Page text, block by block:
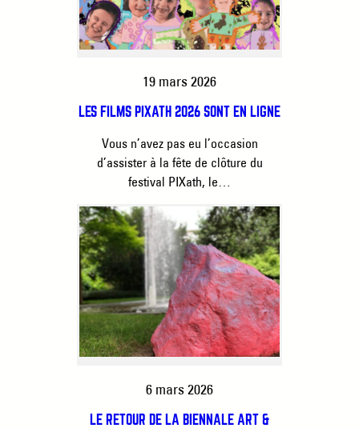
19 mars 2026
LES FILMS PIXATH 2026 SONT EN LIGNE
Vous n’avez pas eu l’occasion
d’assister à la fête de clôture du
festival PIXath, le…
6 mars 2026
LE RETOUR DE LA BIENNALE ART &